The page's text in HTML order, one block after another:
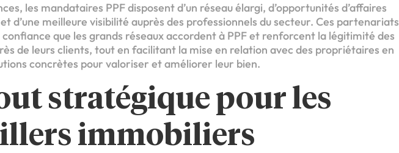
les mandataires PPF disposent d’un réseau élargi, d’opportunités d’affaires
d’une meilleure visibilité auprès des professionnels du secteur. Ces partenariats
que les grands réseaux accordent à PPF et renforcent la légitimité des
de leurs clients, tout en facilitant la mise en relation avec des propriétaires en
concrètes pour valoriser et améliorer leur bien.
stratégique pour les
immobiliers